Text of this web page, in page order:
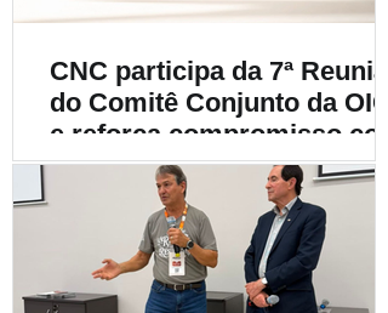
CNC participa da 7ª Reunião
do Comitê Conjunto da OIC
e reforça compromisso com
a cafeicultura mundial